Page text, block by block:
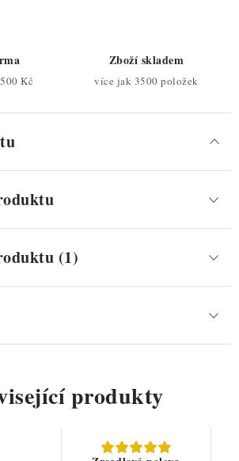
Kč
Zboží skladem
více jak 3500 položek
(1)
produkty